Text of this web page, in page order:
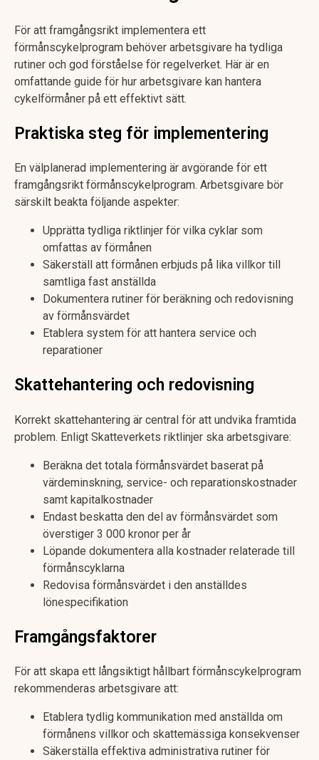
För att framgångsrikt implementera ett
förmånscykelprogram behöver arbetsgivare ha tydliga
rutiner och god förståelse för regelverket. Här är en
omfattande guide för hur arbetsgivare kan hantera
cykelförmåner på ett effektivt sätt.
Praktiska steg för implementering
En välplanerad implementering är avgörande för ett
framgångsrikt förmånscykelprogram. Arbetsgivare bör
särskilt beakta följande aspekter:
Upprätta tydliga riktlinjer för vilka cyklar som
omfattas av förmånen
Säkerställ att förmånen erbjuds på lika villkor till
samtliga fast anställda
Dokumentera rutiner för beräkning och redovisning
av förmånsvärdet
Etablera system för att hantera service och
reparationer
Skattehantering och redovisning
Korrekt skattehantering är central för att undvika framtida
problem. Enligt Skatteverkets riktlinjer ska arbetsgivare:
Beräkna det totala förmånsvärdet baserat på
värdeminskning, service- och reparationskostnader
samt kapitalkostnader
Endast beskatta den del av förmånsvärdet som
överstiger 3 000 kronor per år
Löpande dokumentera alla kostnader relaterade till
förmånscyklarna
Redovisa förmånsvärdet i den anställdes
lönespecifikation
Framgångsfaktorer
För att skapa ett långsiktigt hållbart förmånscykelprogram
rekommenderas arbetsgivare att:
Etablera tydlig kommunikation med anställda om
förmånens villkor och skattemässiga konsekvenser
Säkerställa effektiva administrativa rutiner för